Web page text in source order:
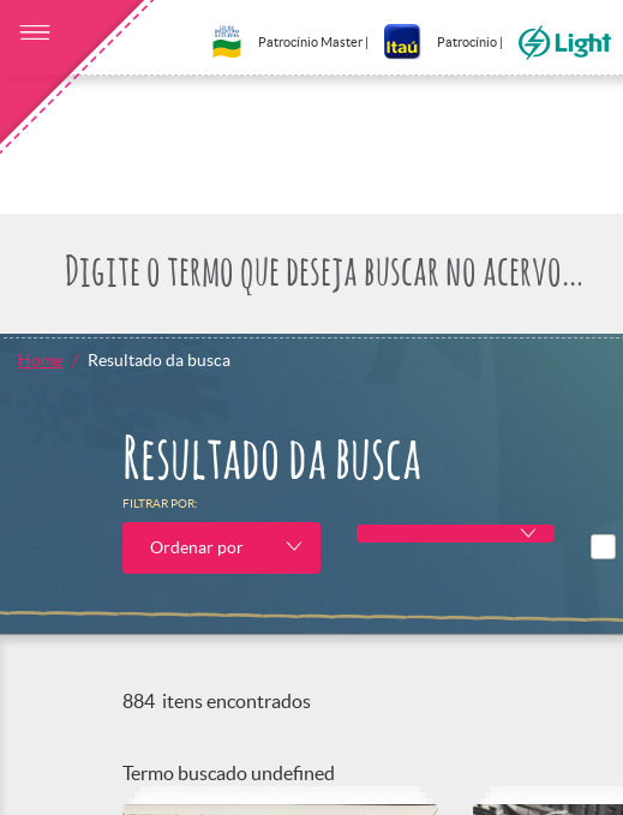
Patrocínio Master | Patrocínio |
Home Resultado da busca
Resultado da busca
FILTRAR POR:
Ordenar por
884 itens encontrados
Termo buscado undefined